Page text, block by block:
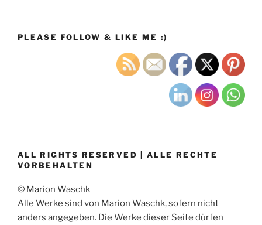
PLEASE FOLLOW & LIKE ME :)
ALL RIGHTS RESERVED | ALLE RECHTE
VORBEHALTEN
© Marion Waschk
Alle Werke sind von Marion Waschk, sofern nicht
anders angegeben. Die Werke dieser Seite dürfen